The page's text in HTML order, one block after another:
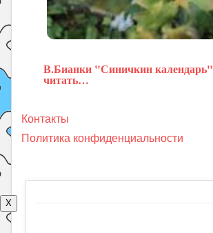
В.Бианки "Синичкин календарь"
читать…
Контакты
Политика конфиденциальности
X